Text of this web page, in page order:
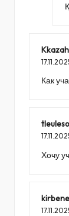
Как
Хочу